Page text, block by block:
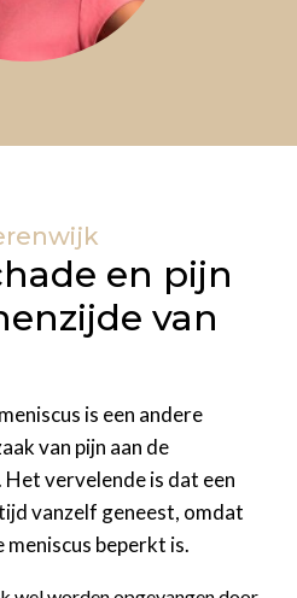
en pijn
van
is een andere
van pijn aan de
Het vervelende is dat een
vanzelf geneest, omdat
beperkt is.